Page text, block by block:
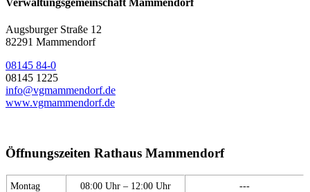
Verwaltungsgemeinschaft Mammendorf
Augsburger Straße 12
82291 Mammendorf
08145 84-0
08145 1225
info@vgmammendorf.de
www.vgmammendorf.de
Öffnungszeiten Rathaus Mammendorf
Montag 08:00 Uhr – 12:00 Uhr ---